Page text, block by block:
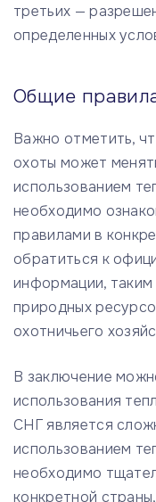
третьих —
определенных
Общие
Важно отметить,
охоты может
использованием
необходимо
правилами в
обратиться к
информации, таким
природных
охотничьего
В заключение
использования
СНГ является
использованием
необходимо
конкретной